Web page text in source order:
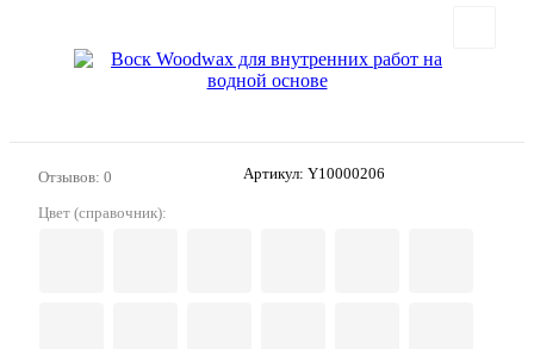
Отзывов: 0 Артикул: Y10000206
Цвет (справочник):